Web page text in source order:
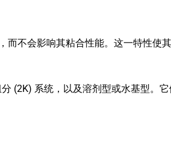
不会影响其粘合性能。这一特性使
(2K) 系统，以及溶剂型或水基型。